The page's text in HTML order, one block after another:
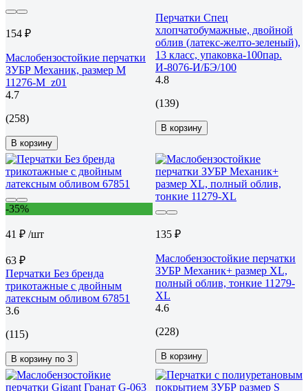
154 ₽
Маслобензостойкие перчатки
ЗУБР Механик, размер M
11276-M_z01
4.7
(258)
В корзину
Перчатки Спец
хлопчатобумажные, двойной
облив (латекс-желто-зеленый),
13 класс, упаковка-100пар.
И-8076-И/БЭ/100
4.8
(139)
В корзину
-35%
41 ₽ /шт
63 ₽
Перчатки Без бренда
трикотажные с двойным
латексным обливом 67851
3.6
(115)
В корзину по 3
135 ₽
Маслобензостойкие перчатки
ЗУБР Механик+ размер XL,
полный облив, тонкие 11279-
XL
4.6
(228)
В корзину